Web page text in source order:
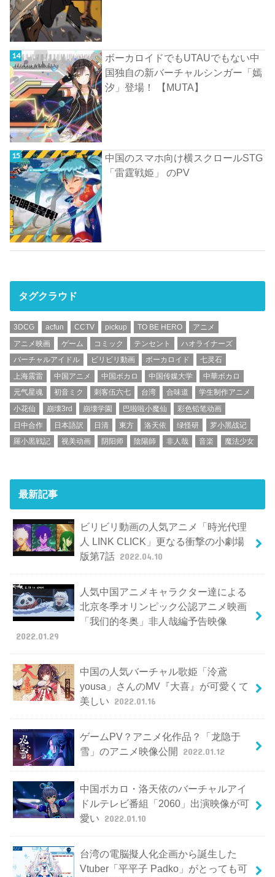
ボーカロイドでもUTAUでもない中
国独自の新バーチャルシンガー「嫣
汐」登場！ 【MUTA】
中国のスマホ向け横スクロールSTG
「雷霆戦姫」 のPV
タグクラウド
3DCG acfun CCTV pickup TO BE HERO
アニメ
アニメ映画
ゲーム コミック テンセント
ハオライナーズ
バーチャルアイドル
ビリビリ動画 ボーカロイド
七灵石
上海震雷
中国アニメ 中国ボカロ 中国传媒大学
中華ボカロ
元气星魂
初音ミク 刺客伍六七 台湾 合味道
学生制作アニメ
小花仙
崩壊3rd 崩壊学園 巴啦啦小魔仙
彩色铅笔动画
日中合作
日本語訳 日清 東方 洛天依 绿怪研
罗小黑战记
羅小黒戦記
视美动画 阴阳师 陰陽師 非人哉 音楽 魔法少女
最新記事
ビリビリ動画の人気アニメ「時光代理
人 LINK CLICK」更なる衝撃の小劇場
版第7話 2022.04.10
人気中国アニメキャラクター達による
北京冬季オリンピック公認アニメ映画
「我们的冬奥」非人哉編予告映像
2022.01.29
中国の人気バーチャル歌姫「泠鳶
yousa」さんのMV『大喜』が可愛くて
美しい 2022.01.16
ゲームPV？アニメ化作品？「龙隐于
雪」のアニメ映像公開 2022.01.12
中国ボカロ・洛天依のバーチャルアイ
ドルテレビ番組「2060」出演映像が可
愛い 2022.01.10
台湾の電脳擬人化企画から誕生した
Vtuber「平平子 Padko」がとっても可